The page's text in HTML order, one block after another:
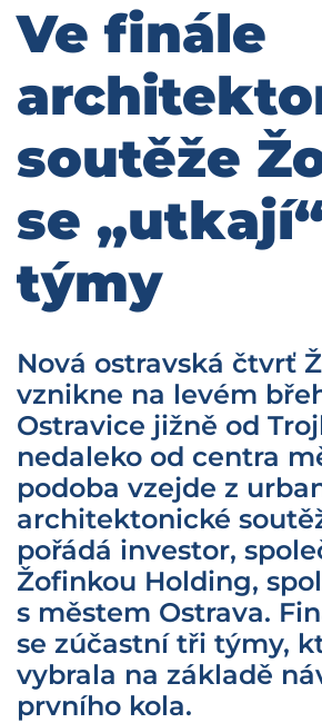
Ve finále
soutěže
se
týmy
Nová ostravská čtvrť
vznikne na levém
Ostravice jižně od
nedaleko od centra
podoba vzejde z
architektonické
pořádá investor,
Žofinkou Holding,
s městem Ostrava.
se zúčastní tři týmy,
vybrala na základě
prvního kola.